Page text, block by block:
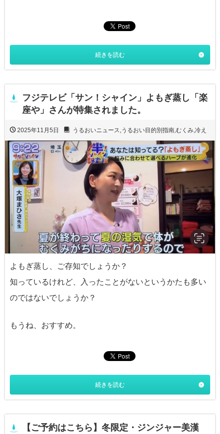
続きを読む
フジテレビ「サン！シャイン」よもぎ蒸し「楽
座や」さんが特集されました。
2025年11月5日 うるおいニュース,うるおい目的別指南,むくみ,冷え
よもぎ蒸し、ご存知でしょうか？
知っているけれど、入ったことがないというかたも多い
のではないでしょうか？
もうね、おすすめ。
続きを読む
【ご予約はこちら】冬限定・ジンジャー美漢